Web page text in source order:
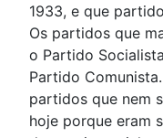
1933, e que
Os partidos que
o Partido
Partido
partidos que nem
hoje porque eram